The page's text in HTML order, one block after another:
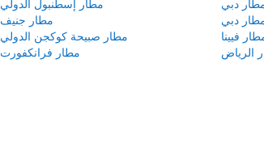
مطار إسطنبول الدولي
دبي
مطار جنيف
دبي
مطار صبيحة كوكجن الدولي
فيينا
مطار فرانكفورت
الرياض